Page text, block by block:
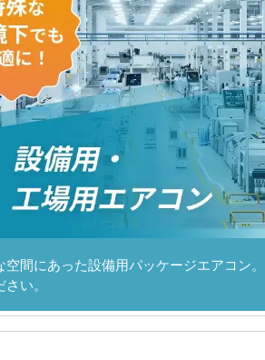
間にあった設備用パッケージエアコン
い。